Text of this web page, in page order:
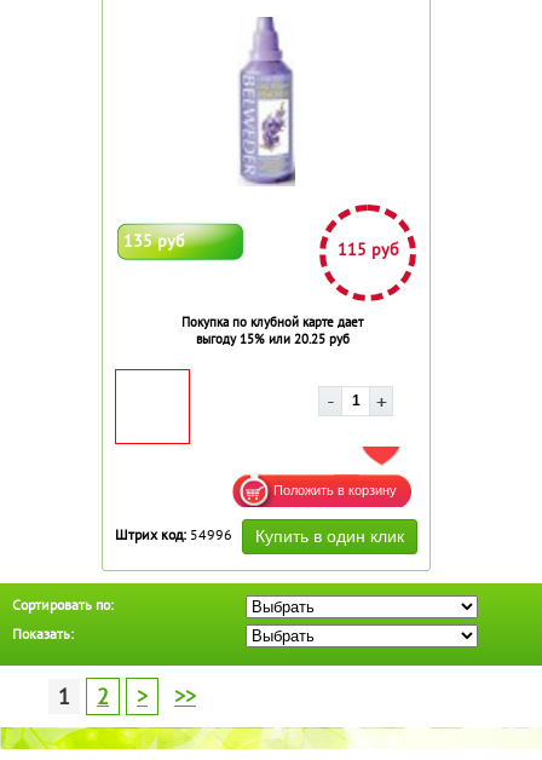
135 руб 115 руб
Покупка по клубной карте дает
выгоду 15% или 20.25 руб
ДОБАВИТЬ В ИЗБРАННОЕ
Штрих код: 54996
Сортировать по:
Показать:
1 2 > >>